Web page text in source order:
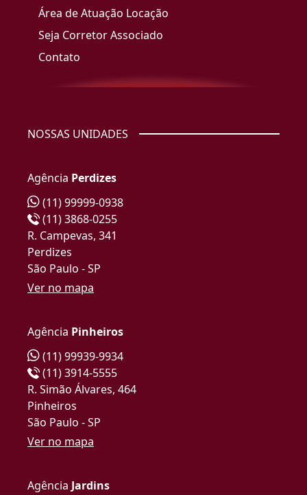
Área de Atuação Locação
Seja Corretor Associado
Contato
NOSSAS UNIDADES
Agência Perdizes
(11) 99999-0938
(11) 3868-0255
R. Campevas, 341
Perdizes
São Paulo - SP
Ver no mapa
Agência Pinheiros
(11) 99939-9934
(11) 3914-5555
R. Simão Álvares, 464
Pinheiros
São Paulo - SP
Ver no mapa
Agência Jardins